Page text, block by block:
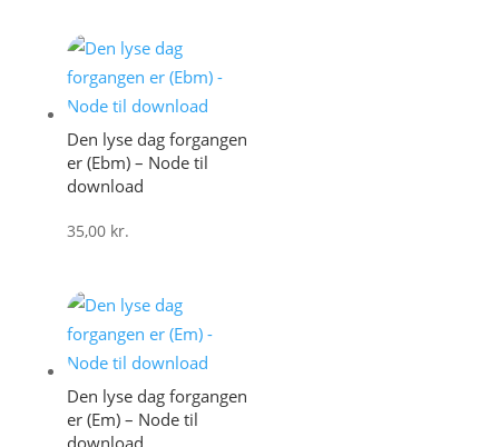
Den lyse dag forgangen
er (Ebm) – Node til
download
35,00 kr.
Den lyse dag forgangen
er (Em) – Node til
download